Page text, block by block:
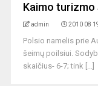
Kaimo turizmo
admin 2010 08
Polsio namelis prie
šeimų poilsiui.
skaičius- 6-7; tink [...]